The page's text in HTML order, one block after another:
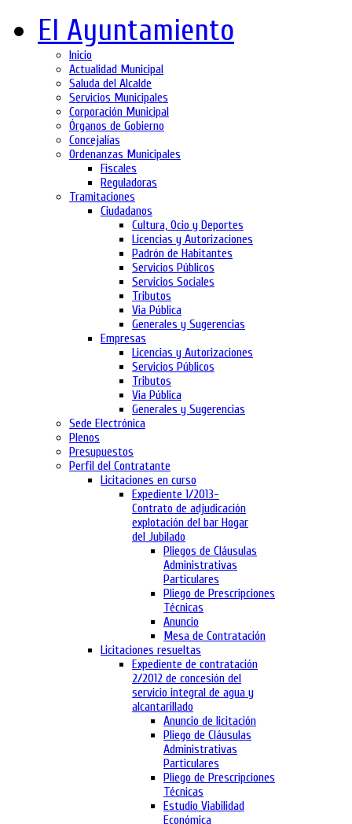
El Ayuntamiento
Inicio
Actualidad Municipal
Saluda del Alcalde
Servicios Municipales
Corporación Municipal
Órganos de Gobierno
Concejalías
Ordenanzas Municipales
Fiscales
Reguladoras
Tramitaciones
Ciudadanos
Cultura, Ocio y Deportes
Licencias y Autorizaciones
Padrón de Habitantes
Servicios Públicos
Servicios Sociales
Tributos
Via Pública
Generales y Sugerencias
Empresas
Licencias y Autorizaciones
Servicios Públicos
Tributos
Via Pública
Generales y Sugerencias
Sede Electrónica
Plenos
Presupuestos
Perfil del Contratante
Licitaciones en curso
Expediente 1/2013-
Contrato de adjudicación
explotación del bar Hogar
del Jubilado
Pliegos de Cláusulas
Administrativas
Particulares
Pliego de Prescripciones
Técnicas
Anuncio
Mesa de Contratación
Licitaciones resueltas
Expediente de contratación
2/2012 de concesión del
servicio integral de agua y
alcantarillado
Anuncio de licitación
Pliego de Cláusulas
Administrativas
Particulares
Pliego de Prescripciones
Técnicas
Estudio Viabilidad
Económica